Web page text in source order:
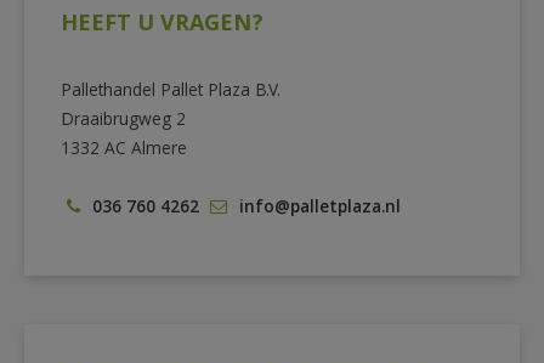
HEEFT U VRAGEN?
Pallethandel Pallet Plaza B.V.
Draaibrugweg 2
1332 AC Almere
036 760 4262 info@palletplaza.nl